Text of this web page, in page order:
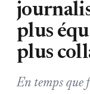
plus
plus
En temps que